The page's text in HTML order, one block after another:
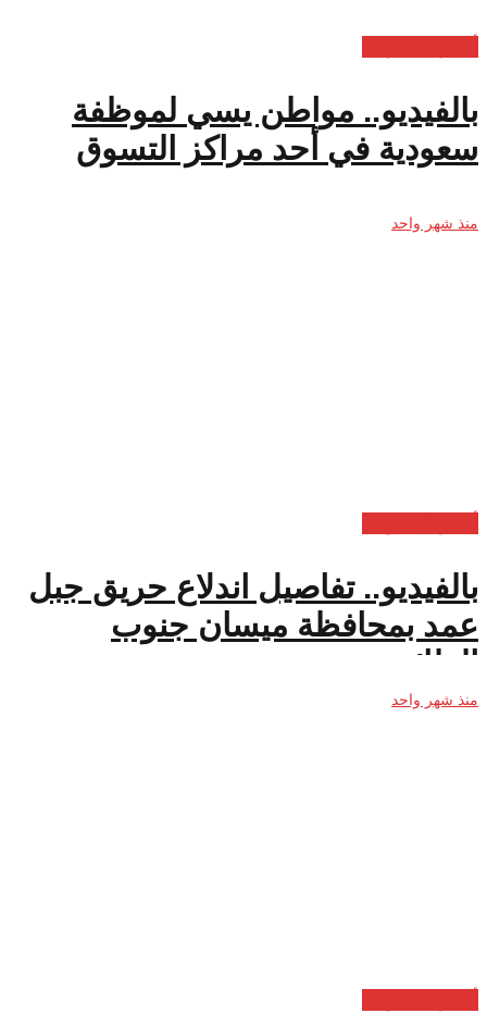
بالفيديو.. مواطن يسي لموظفة
سعودية في أحد مراكز التسوق
منذ شهر واحد
بالفيديو.. تفاصيل اندلاع حريق جبل
عمد بمحافظة ميسان جنوب
الطائف
منذ شهر واحد